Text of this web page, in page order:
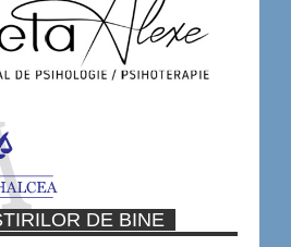
DE BINE